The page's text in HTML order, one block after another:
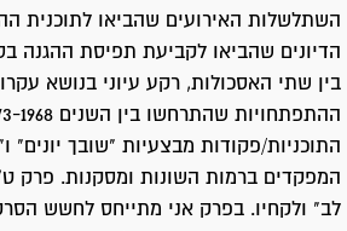
השתלשלות האירועים שהביאו לתוכנית
הדיונים שהביאו לקביעת תפיסת ההגנה
בין שתי האסכולות, רקע עיוני בנושא
התוכניות/פקודות מבצעיות "שובך יונים"
המפקדים ברמות השונות ומסקנות. פרק
לב" ולקחיו. בפרק אני מתייחס לחשש